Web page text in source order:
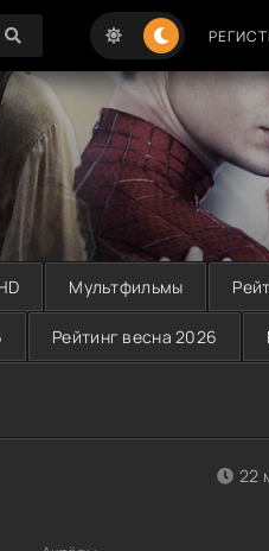
Мультфильмы
Рейтинг весна 2026
22